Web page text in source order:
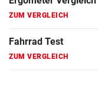
Hoverboard Vergleich
ZUM VERGLEICH
Kinderfahrrad